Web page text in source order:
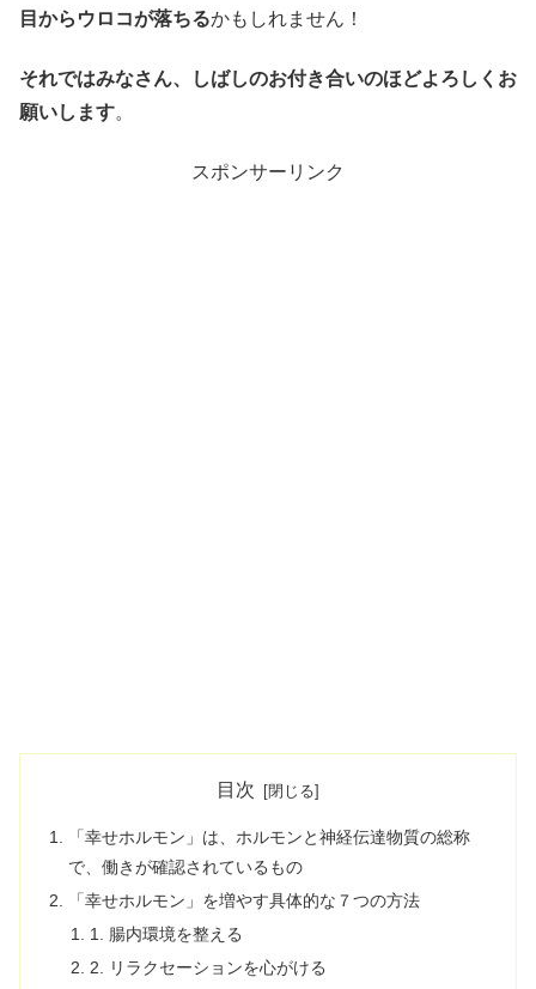
目からウロコが落ちるかもしれません！
それではみなさん、しばしのお付き合いのほどよろしくお
願いします。
スポンサーリンク
目次
「幸せホルモン」は、ホルモンと神経伝達物質の総称
で、働きが確認されているもの
「幸せホルモン」を増やす具体的な７つの方法
1. 腸内環境を整える
2. リラクセーションを心がける